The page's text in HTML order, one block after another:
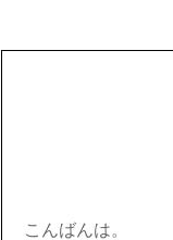
こんばんは。